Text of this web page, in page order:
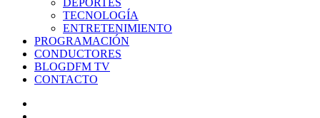
DEPORTES
TECNOLOGÍA
ENTRETENIMIENTO
PROGRAMACIÓN
CONDUCTORES
BLOGDFM TV
CONTACTO